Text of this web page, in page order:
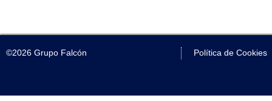
©2026 Grupo Falcón Política de Cookies